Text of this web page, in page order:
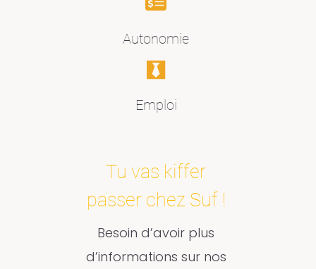
Autonomie
Emploi
Tu vas kiffer
passer chez Suf !
Besoin d’avoir plus
d’informations sur nos